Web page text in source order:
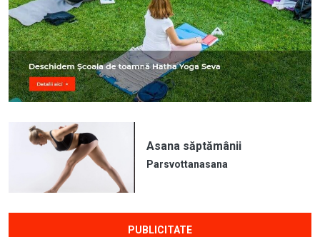
Asana săptămânii
Parsvottanasana
PUBLICITATE